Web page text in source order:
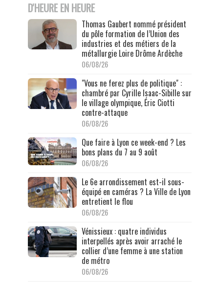
D'HEURE EN HEURE
Thomas Gaubert nommé président
du pôle formation de l’Union des
industries et des métiers de la
métallurgie Loire Drôme Ardèche
06/08/26
"Vous ne ferez plus de politique" :
chambré par Cyrille Isaac-Sibille sur
le village olympique, Éric Ciotti
contre-attaque
06/08/26
Que faire à Lyon ce week-end ? Les
bons plans du 7 au 9 août
06/08/26
Le 6e arrondissement est-il sous-
équipé en caméras ? La Ville de Lyon
entretient le flou
06/08/26
Vénissieux : quatre individus
interpellés après avoir arraché le
collier d’une femme à une station
de métro
06/08/26